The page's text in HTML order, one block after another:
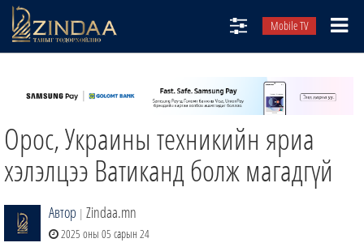
Mobile TV
ТВ8
ӨГЛӨӨНИЙ СОНИН
АУДИО ЗОХИОЛ
ЗИНДАА СЭТГҮҮЛ
Орос, Украины техникийн яриа
хэлэлцээ Ватиканд болж магадгүй
Автор | Zindaa.mn
2025 оны 05 сарын 24